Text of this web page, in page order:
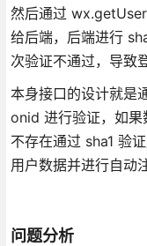
然后通过
给后端，后端进行
次验证不通过，导致
本身接口的设计就是
onid 进行验证，如果
不存在通过 sha1 验
用户数据并进行自动
问题分析